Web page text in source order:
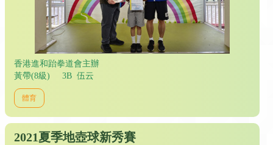
香港進和跆拳道會主辦
黃帶(8級) 3B 伍云
體育
2021夏季地壺球新秀賽